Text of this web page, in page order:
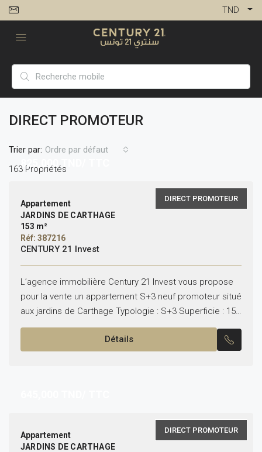
TND
DIRECT PROMOTEUR
163 Propriétés
Trier par: Ordre par défaut
DIRECT PROMOTEUR
825,000 TND/ TTC
Appartement
JARDINS DE CARTHAGE
153 m²
Réf: 387216
CENTURY 21 Invest
L’agence immobilière Century 21 Invest vous propose
pour la vente un appartement S+3 neuf promoteur situé
aux jardins de Carthage Typologie : S+3 Superficie : 153
m² – Salon spacieux avec balcon....
Détails
DIRECT PROMOTEUR
Appartement
JARDINS DE CARTHAGE